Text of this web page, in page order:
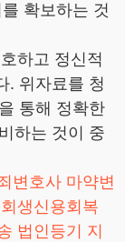
확보하는 것
하고 정신적
. 위자료를 청
통해 정확한
하는 것이 중
변호사 마약변
생신용회복
법인등기
지